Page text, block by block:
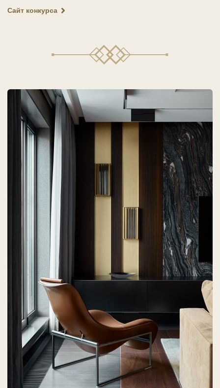
Сайт конкурса